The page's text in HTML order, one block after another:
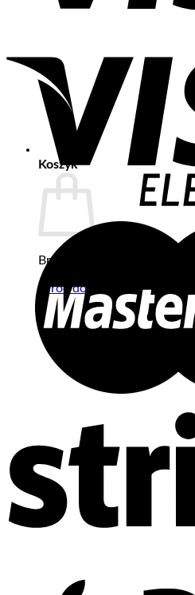
Koszyk
Brak produktów w koszyku.
Wróć do sklepu